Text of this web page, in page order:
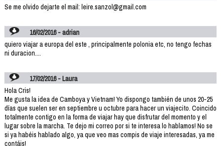
Se me olvido dejarte el mail: leire.sanzol@gmail.com
16/02/2016 - adrian
quiero viajar a europa del este , principalmente polonia etc, no tengo fechas
ni duracion....
17/02/2016 - Laura
Hola Cris!
Me gusta la idea de Camboya y Vietnam! Yo dispongo también de unos 20-25
días que suelen ser en septiembre u octubre para hacer un viajecito. Coincido
totalmente contigo en la forma de viajar hay que disfrutar del momento y el
lugar sobre la marcha. Te dejo mi correo por si te interesa lo hablamos! No se
si ya habéis hablado algo, ya que veo mas compis de viaje interesadas, ya me
contáis!